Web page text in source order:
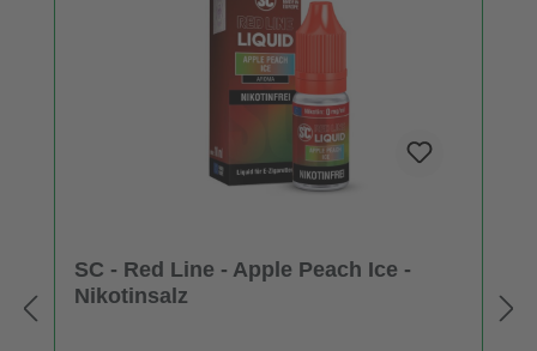
SC - Red Line - Apple Peach Ice -
Nikotinsalz